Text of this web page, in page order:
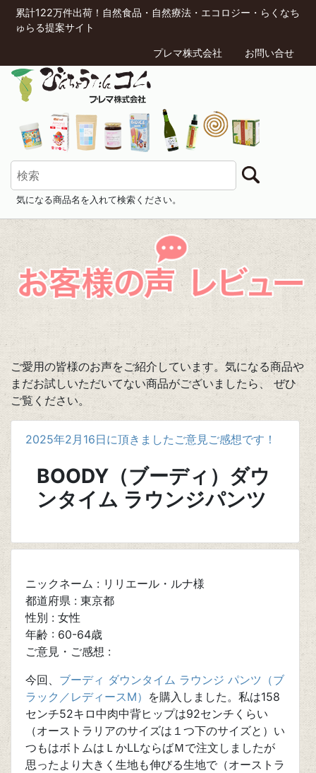
累計122万件出荷！自然食品・自然療法・エコロジー・らくなち
ゅらる提案サイト
プレマ株式会社 お問い合せ
気になる商品名を入れて検索ください。
ご愛用の皆様のお声をご紹介しています。気になる商品や
まだお試しいただいてない商品がございましたら、 ぜひ
ご覧ください。
2025年2月16日に頂きましたご意見ご感想です！
BOODY（ブーディ）ダウ
ンタイム ラウンジパンツ
ニックネーム : リリエール・ルナ様
都道府県 : 東京都
性別 : 女性
年齢 : 60-64歳
ご意見・ご感想 :
今回、 ブーディ ダウンタイム ラウンジ パンツ（ブ
ラック／レディースM） を購入しました。私は158
センチ52キロ中肉中背ヒップは92センチくらい
（オーストラリアのサイズは１つ下のサイズと）い
つもはボトムはＬかLLならばＭで注文しましたが
思ったより大きく生地も伸びる生地で（オーストラ